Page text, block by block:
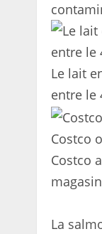
Le lait
entre le
Costco
Costco
La